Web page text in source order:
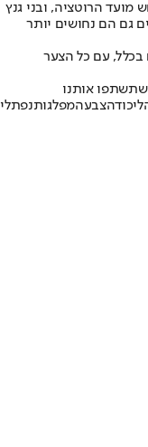
מועד הרוטציה, ובני גנץ
גם הם נחושים יותר
בכלל, עם כל הצער
אותנו
הצבעהמפלגותנפתלי